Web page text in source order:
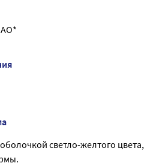
светло-желтого цвета,